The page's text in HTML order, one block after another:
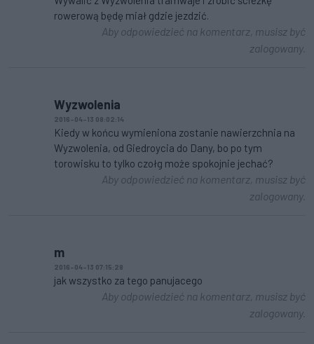
rowerową będę miał gdzie jezdzić.
Aby odpowiedzieć na komentarz, musisz być
zalogowany.
Wyzwolenia
2016-04-13 08:02:14
Kiedy w końcu wymieniona zostanie nawierzchnia na
Wyzwolenia, od Giedroycia do Dany, bo po tym
torowisku to tylko czołg może spokojnie jechać?
Aby odpowiedzieć na komentarz, musisz być
zalogowany.
m
2016-04-13 07:15:28
jak wszystko za tego panujacego
Aby odpowiedzieć na komentarz, musisz być
zalogowany.